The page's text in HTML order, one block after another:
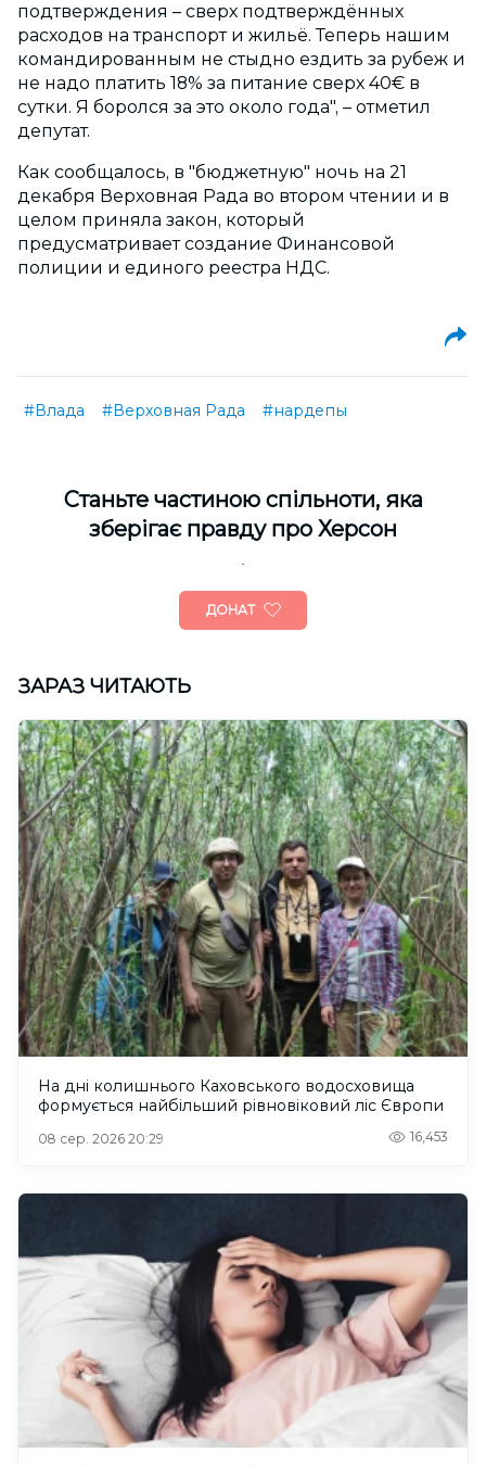
подтверждения – сверх подтверждённых
расходов на транспорт и жильё. Теперь нашим
командированным не стыдно ездить за рубеж и
не надо платить 18% за питание сверх 40€ в
сутки. Я боролся за это около года", – отметил
депутат.
Как сообщалось, в "бюджетную" ночь на 21
декабря Верховная Рада во втором чтении и в
целом приняла закон, который
предусматривает создание Финансовой
полиции и единого реестра НДС.
#Влада #Верховная Рада #нардепы
Cтаньте частиною спільноти, яка
зберігає правду про Херсон
ДОНАТ
ЗАРАЗ ЧИТАЮТЬ
На дні колишнього Каховського водосховища
формується найбільший рівновіковий ліс Європи
08 сер. 2026 20:29 16,453